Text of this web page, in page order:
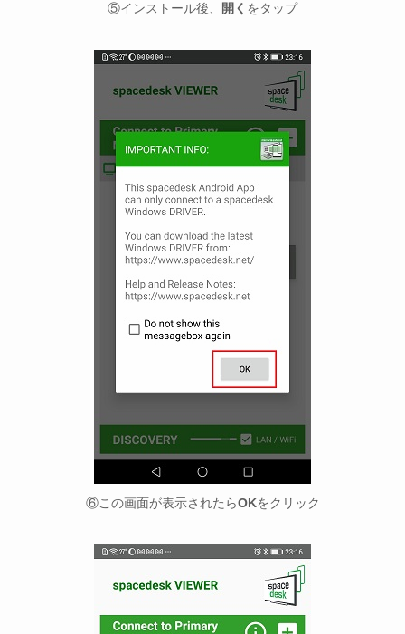
⑤インストール後、 開く をタップ
⑥この画面が表示されたらOKをクリック